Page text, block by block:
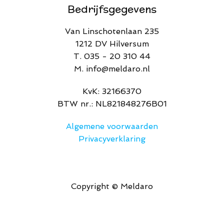
Copyright © Meldaro
Bedrijfsgegevens
Van Linschotenlaan 235
1212 DV Hilversum
T. 035 - 20 310 44
M. info@meldaro.nl
​KvK: 32166370​
BTW nr.: NL821848276B01
Algemene voorwaarden
Privacyverklaring